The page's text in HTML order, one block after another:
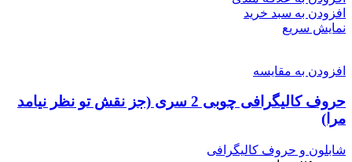
افزودن به سبد خرید
نمایش سریع
افزودن به مقایسه
حروف کالیگرافی چوبی 2 سری (جز نقش تو نظر نیامد
مرا)
شابلون و حروف کالیگرافی